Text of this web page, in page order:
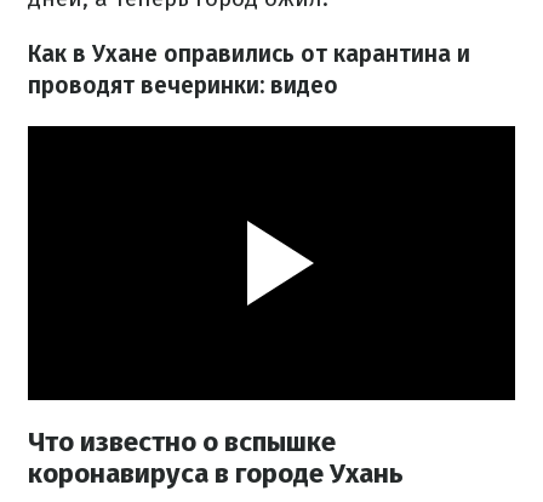
Как в Ухане оправились от карантина и
проводят вечеринки: видео
Что известно о вспышке
коронавируса в городе Ухань